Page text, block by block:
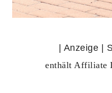
| Anzeige |
enthält Affiliate